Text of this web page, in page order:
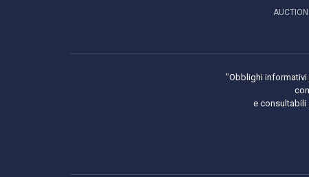
"Obblighi informativi
e consultabili